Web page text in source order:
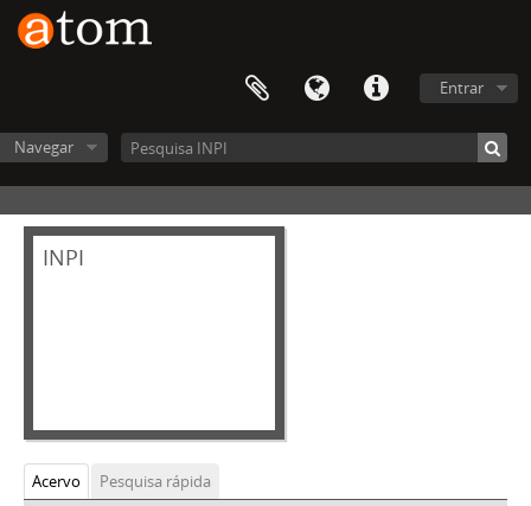
Entrar
Navegar
INPI
Acervo
Pesquisa rápida